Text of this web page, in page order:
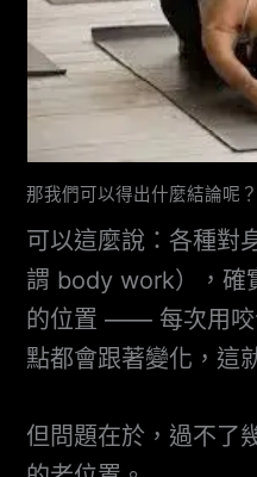
那我們可以得出什麼結論呢？
可以這麼說：各種對
謂 body work），確
的位置 —— 每次用咬
點都會跟著變化，這
但問題在於，過不了